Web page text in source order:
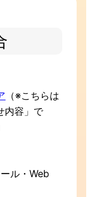
（※こちらは
内容」で
ル・Web